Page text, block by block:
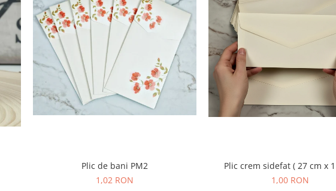
Plic de bani PM2
1,02 RON
Plic crem sidefat ( 27 cm x
1,00 RON